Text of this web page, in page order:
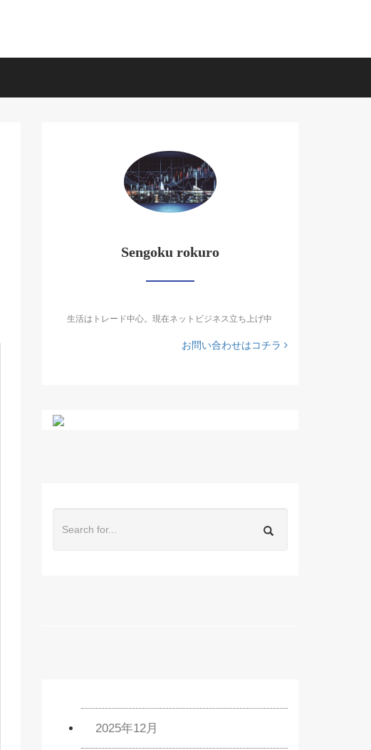
Sengoku rokuro
生活はトレード中心。現在ネットビジネス立ち上げ中
お問い合わせはコチラ
2025年12月